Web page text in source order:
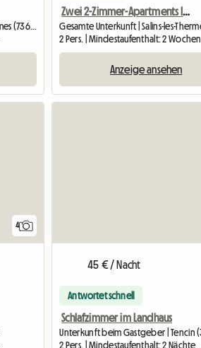
Gesamte Unterkunft | Salins-les-Thermes (73600)
Zwei 2-Zimmer-Apartments In Einem Chalet 5 Minuten Von BRIDES L
2 Pers. | Mindestaufenthalt: 2 Wochen
Anzeige ansehen
4
45 € / Nacht
Antwortet schnell
Schlafzimmer im Landhaus
2 Pers. | Mindestaufenthalt: 2 Nächte